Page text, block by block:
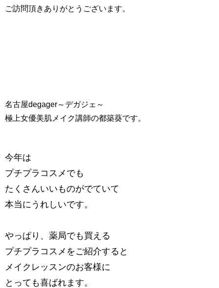
ご訪問頂きありがとうございます。
名古屋degager～デガジェ～
極上女優美肌メイク講師の都築葵です。
今年は
プチプラコスメでも
たくさんいいものがでていて
本当にうれしいです。
やっぱり、薬局でも買える
プチプラコスメをご紹介すると
メイクレッスンのお客様に
とっても喜ばれます。